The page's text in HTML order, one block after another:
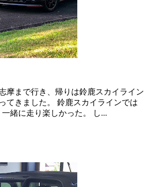
摩まで行き、帰りは鈴鹿スカイライン
てきました。 鈴鹿スカイラインでは
緒に走り楽しかった。 し...